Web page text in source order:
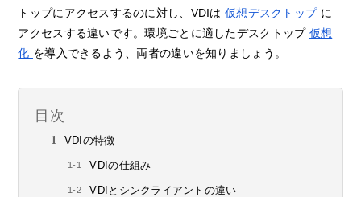
トップにアクセスするのに対し、VDIは仮想デスクトップ に
アクセスする違いです。環境ごとに適したデスクトップ 仮想
化 を導入できるよう、両者の違いを知りましょう。
目次
VDIの特徴
VDIの仕組み
VDIとシンクライアントの違い